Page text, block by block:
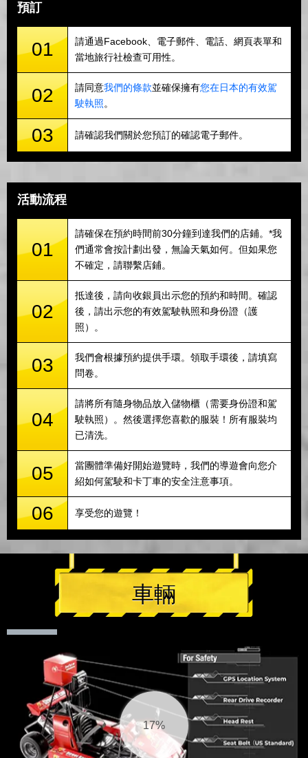
預訂
01
請通過Facebook、電子郵件、電話、網頁表單和
當地旅行社檢查可用性。
02 請同意我們的條款並確保擁有您在日本的有效駕
駛執照。
03 請確認我們關於您預訂的確認電子郵件。
活動流程
01
請確保在預約時間前30分鐘到達我們的店鋪。*我
們通常會按計劃出發，無論天氣如何。但如果您
不確定，請聯繫店鋪。
02
抵達後，請向收銀員出示您的預約和時間。確認
後，請出示您的有效駕駛執照和身份證（護
照）。
03
我們會根據預約提供手環。領取手環後，請填寫
問卷。
04
請將所有隨身物品放入儲物櫃（需要身份證和駕
駛執照）。然後選擇您喜歡的服裝！所有服裝均
已清洗。
05
當團體準備好開始遊覽時，我們的導遊會向您介
紹如何駕駛和卡丁車的安全注意事項。
06 享受您的遊覽！
車輛
18%